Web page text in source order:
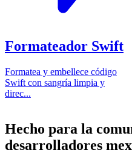
Formateador Swift
Formatea y embellece código
Swift con sangría limpia y
direc...
Hecho para la
desarrolladores